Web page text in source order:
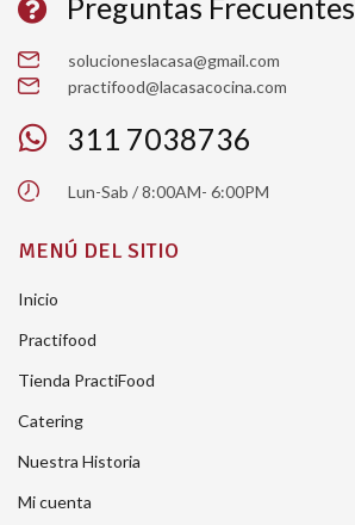
solucioneslacasa@gmail.com
practifood@lacasacocina.com
311 7038736
Lun-Sab / 8:00AM- 6:00PM
MENÚ DEL SITIO
Inicio
Practifood
Tienda PractiFood
Catering
Nuestra Historia
Mi cuenta